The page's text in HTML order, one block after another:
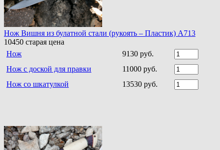
Нож Вишня из булатной стали (рукоять – Пластик) A713
10450 старая цена
Нож
9130 руб.
Нож с доской для правки
11000 руб.
Нож со шкатулкой
13530 руб.